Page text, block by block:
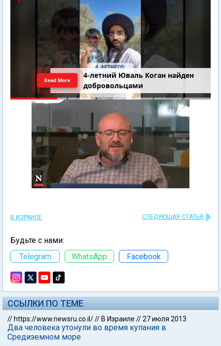
4-летний Юваль Коган найден
добровольцами
Read More
В ИЗРАИЛЕ СЛЕДУЮЩАЯ СТАТЬЯ
Будьте с нами:
Telegram
WhatsApp Facebook
ССЫЛКИ ПО ТЕМЕ
// https://www.newsru.co.il/// В Израиле //27 июля 2013
Два человека утонули во время купания в
Средиземном море